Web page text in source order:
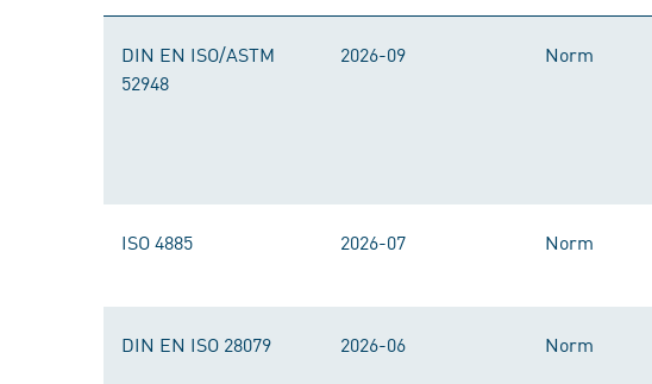
DIN EN ISO/ASTM
52948
2026-09 Norm
ISO 4885 2026-07 Norm
DIN EN ISO 28079 2026-06 Norm